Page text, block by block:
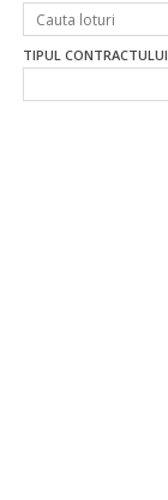
TIPUL CONTRACTULUI